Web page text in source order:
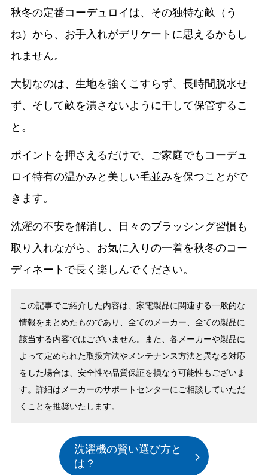
秋冬の定番コーデュロイは、その独特な畝（う
ね）から、お手入れがデリケートに思えるかもし
れません。
大切なのは、生地を強くこすらず、長時間脱水せ
ず、そして畝を潰さないように干して保管するこ
と。
ポイントを押さえるだけで、ご家庭でもコーデュ
ロイ特有の温かみと美しい毛並みを保つことがで
きます。
洗濯の不安を解消し、日々のブラッシング習慣も
取り入れながら、お気に入りの一着を秋冬のコー
ディネートで長く楽しんでください。
この記事でご紹介した内容は、家電製品に関連する一般的な
情報をまとめたものであり、全てのメーカー、全ての製品に
該当する内容ではございません。また、各メーカーや製品に
よって定められた取扱方法やメンテナンス方法と異なる対応
をした場合は、安全性や品質保証を損なう可能性もございま
す。詳細はメーカーのサポートセンターにご相談していただ
くことを推奨いたします。
洗濯機の賢い選び方と
は？